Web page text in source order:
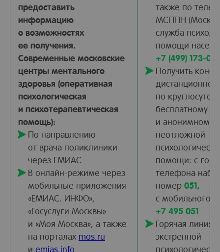
предоставить
информацию
о возможностях
ее получения.
Современные московские
центры ментального
здоровья (оперативная
психологическая
и психотерапевтическая
помощь):
По направлению
от врача поликлиники
через ЕМИАС
В онлайн-режиме через
мобильные приложения
«ЕМИАС. ИНФО»,
«Госуслуги Москвы»
и «Моя Москва», а также
на порталах mos.ru
и emias.info
также по
МСППН
служба
помощи
+7 (499) 173-
Получить
дистанционно
по
бесплатному
и анонимному
неотложной
помощи: с
телефона
номер 051,
с мобильного
+7 495 051
Горячая линия
экстренной